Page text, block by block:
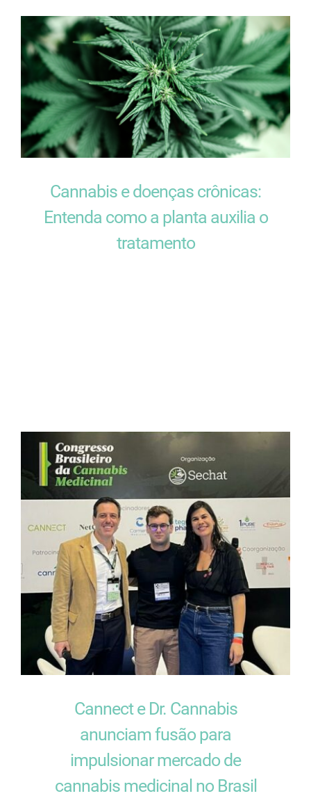
Cannabis e doenças crônicas:
Entenda como a planta auxilia o
tratamento
Cannect e Dr. Cannabis
anunciam fusão para
impulsionar mercado de
cannabis medicinal no Brasil